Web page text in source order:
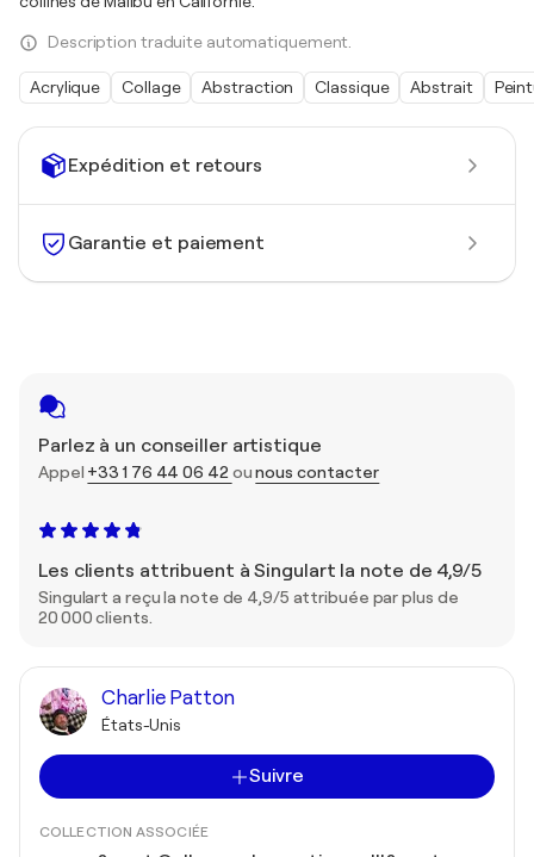
Expédition et retours
Garantie et paiement
Parlez à un conseiller artistique
Appel +33 1 76 44 06 42ounous contacter
Les clients attribuent à Singulart la note de 4,9/5
Singulart a reçu la note de 4,9/5 attribuée par plus de
20 000 clients.
Charlie Patton
États-Unis
Suivre
COLLECTION ASSOCIÉE
Description traduite automatiquement.
Acrylique Collage Abstraction Classique Abstrait